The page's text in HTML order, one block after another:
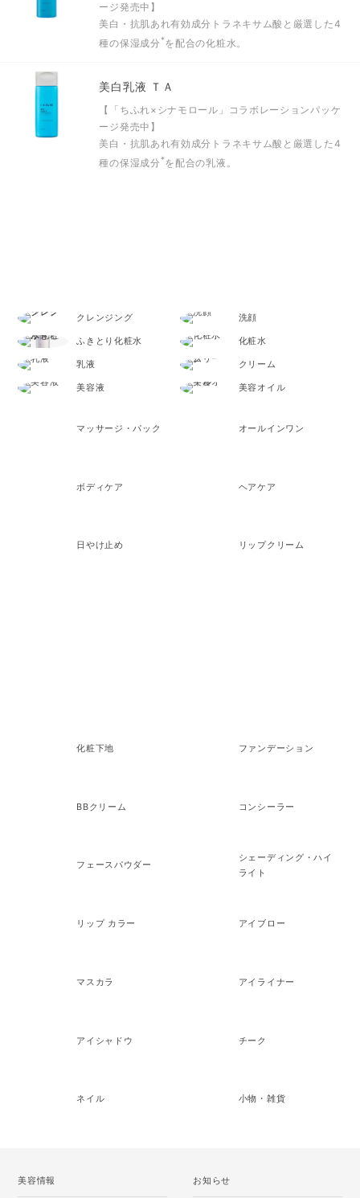
ージ発売中】
美白・抗肌あれ有効成分トラネキサム酸と 厳選した4
種の保湿成分 *を配合の化粧水。
美白乳液 ＴＡ
【「ちふれ×シナモロール」コラボレーションパッケ
ージ発売中】
美白・抗肌あれ有効成分トラネキサム酸と 厳選した4
種の保湿成分 *を配合の乳液。
クレンジング 洗顔
ふきとり化粧水 化粧水
乳液 クリーム
美容液 美容オイル
マッサージ・パック オールインワン
ボディケア ヘアケア
日やけ止め リップクリーム
化粧下地 ファンデーション
BBクリーム コンシーラー
フェースパウダー
シェーディング・ハイ
ライト
リップ カラー アイブロー
マスカラ アイライナー
アイシャドウ チーク
ネイル 小物・雑貨
美容情報 お知らせ